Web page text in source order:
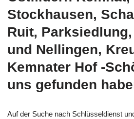
Stockhausen,
Ruit,
und Nellingen,
Kemnater Hof -
uns gefunden
Auf der Suche nach Schlüsseldienst